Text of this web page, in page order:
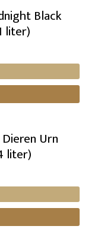
Black
liter)
Urn
liter)